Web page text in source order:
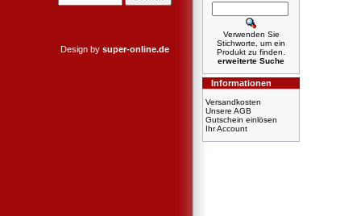
Design by super-online.de
Verwenden Sie
Stichworte, um ein
Produkt zu finden.
erweiterte Suche
Informationen
Versandkosten
Unsere AGB
Gutschein einlösen
Ihr Account